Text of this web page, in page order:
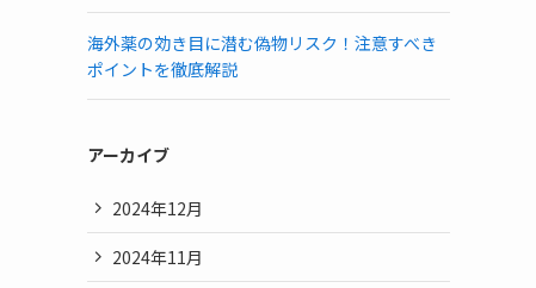
海外薬の効き目に潜む偽物リスク！注意すべき
ポイントを徹底解説
アーカイブ
2024年12月
2024年11月